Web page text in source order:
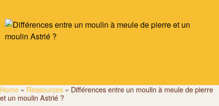
Home » Ressources » Différences entre un moulin à meule de pierre
et un moulin Astrié ?